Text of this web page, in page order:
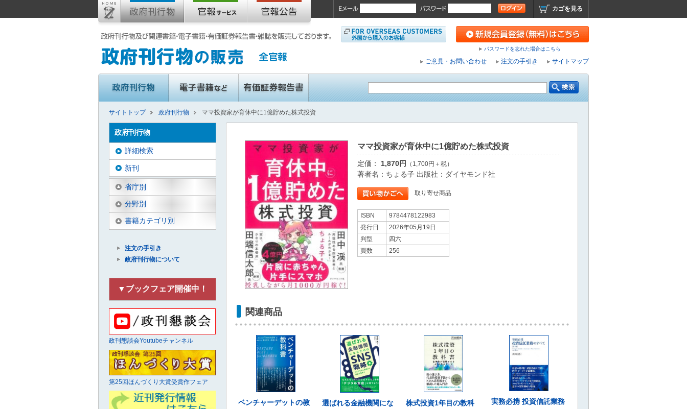
カゴを見る
パスワードを忘れた場合はこちら
ご意見・お問い合わせ 注文の手引き サイトマップ
サイトトップ 政府刊行物 ママ投資家が育休中に1億貯めた株式投資
ママ投資家が育休中に1億貯めた株式投資
定価： 1,870円 （1,700円＋税）
著者名：ちょる子 出版社：ダイヤモンド社
取り寄せ商品
ISBN
9784478122983
発行日
2026年05月19日
判型
四六
頁数
256
関連商品
ベンチャーデットの教
選ばれる金融機関にな
株式投資1年目の教科
実務必携 投資信託業務
政府刊行物
詳細検索
新刊
省庁別
分野別
書籍カテゴリ別
注文の手引き
政府刊行物について
▼ブックフェア開催中！
政刊懇談会Youtubeチャンネル
第25回ほんづくり大賞受賞作フェア